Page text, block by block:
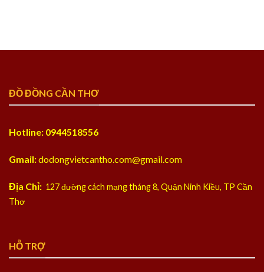
ĐỒ ĐỒNG CẦN THƠ
Hotline: 0944518556
Gmail:dodongvietcantho.com@gmail.com
Địa Chỉ: 127 đường cách mạng tháng 8, Quận Ninh Kiều, TP Cần
Thơ
HỖ TRỢ